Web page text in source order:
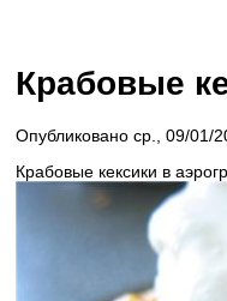
Крабовые
Опубликовано ср., 09/01/
Крабовые кексики в